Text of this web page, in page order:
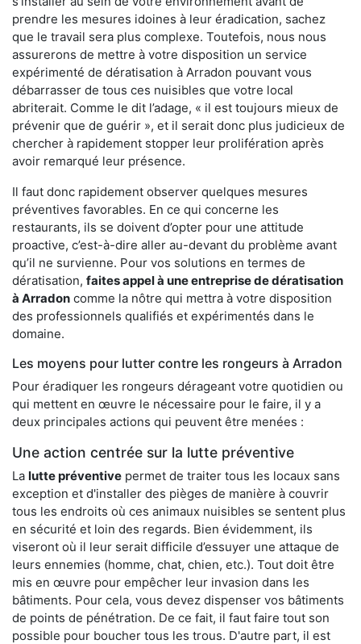
prendre les mesures idoines à leur éradication, sachez
que le travail sera plus complexe. Toutefois, nous nous
assurerons de mettre à votre disposition un service
expérimenté de dératisation à Arradon pouvant vous
débarrasser de tous ces nuisibles que votre local
abriterait. Comme le dit l’adage, « il est toujours mieux de
prévenir que de guérir », et il serait donc plus judicieux de
chercher à rapidement stopper leur prolifération après
avoir remarqué leur présence.
Il faut donc rapidement observer quelques mesures
préventives favorables. En ce qui concerne les
restaurants, ils se doivent d’opter pour une attitude
proactive, c’est-à-dire aller au-devant du problème avant
qu’il ne survienne. Pour vos solutions en termes de
dératisation, faites appel à une entreprise de dératisation
à Arradon comme la nôtre qui mettra à votre disposition
des professionnels qualifiés et expérimentés dans le
domaine.
Les moyens pour lutter contre les rongeurs à Arradon
Pour éradiquer les rongeurs dérageant votre quotidien ou
qui mettent en œuvre le nécessaire pour le faire, il y a
deux principales actions qui peuvent être menées :
Une action centrée sur la lutte préventive
La lutte préventive permet de traiter tous les locaux sans
exception et d'installer des pièges de manière à couvrir
tous les endroits où ces animaux nuisibles se sentent plus
en sécurité et loin des regards. Bien évidemment, ils
viseront où il leur serait difficile d’essuyer une attaque de
leurs ennemies (homme, chat, chien, etc.). Tout doit être
mis en œuvre pour empêcher leur invasion dans les
bâtiments. Pour cela, vous devez dispenser vos bâtiments
de points de pénétration. De ce fait, il faut faire tout son
possible pour boucher tous les trous. D'autre part, il est